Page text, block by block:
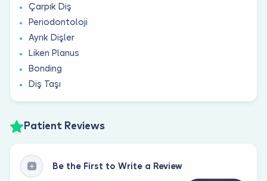
Çarpık Diş
Periodontoloji
Ayrık Dişler
Liken Planus
Bonding
Diş Taşı
Patient Reviews
Be the First to Write a Review